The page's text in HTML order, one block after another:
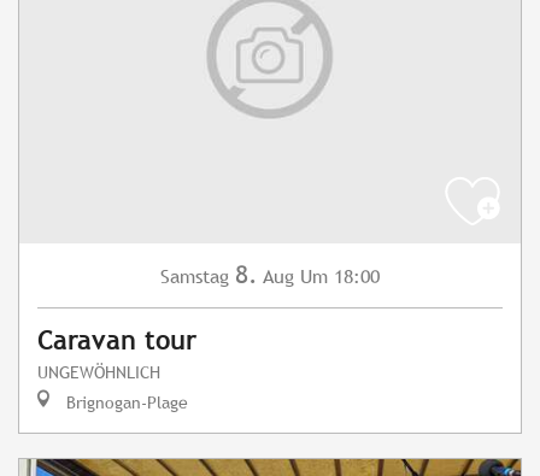
Samstag 8. Aug Um 18:00
Caravan tour
UNGEWÖHNLICH
Brignogan-Plage